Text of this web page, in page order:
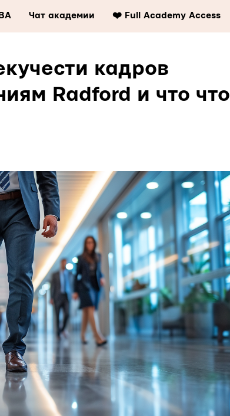
Чат академии ❤️ Full Academy Access
кадров
Radford и что что